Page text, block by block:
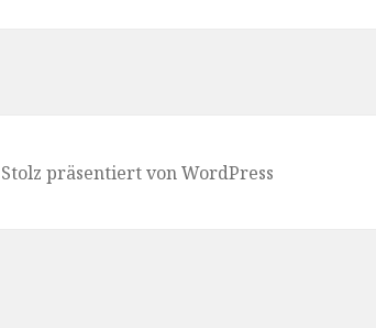
Stolz präsentiert von WordPress